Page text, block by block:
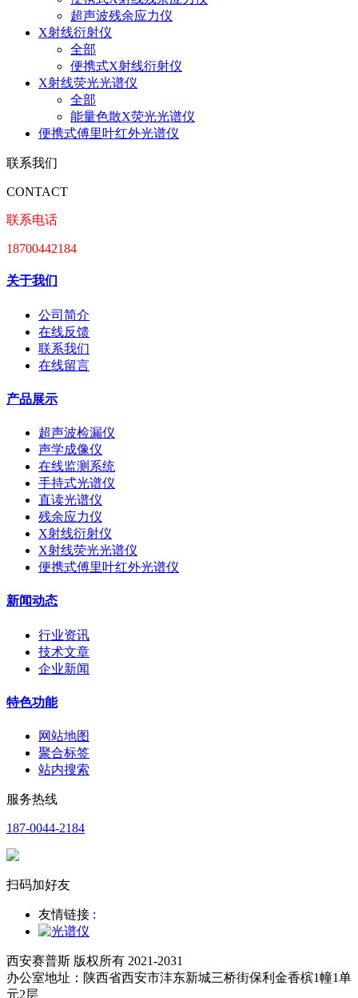
超声波残余应力仪
X射线衍射仪
全部
便携式X射线衍射仪
X射线荧光光谱仪
全部
能量色散X荧光光谱仪
便携式傅里叶红外光谱仪
联系我们
CONTACT
联系电话
18700442184
关于我们
公司简介
在线反馈
联系我们
在线留言
产品展示
超声波检漏仪
声学成像仪
在线监测系统
手持式光谱仪
直读光谱仪
残余应力仪
X射线衍射仪
X射线荧光光谱仪
便携式傅里叶红外光谱仪
新闻动态
行业资讯
技术文章
企业新闻
特色功能
网站地图
聚合标签
站内搜索
服务热线
187-0044-2184
扫码加好友
友情链接 :
西安赛普斯 版权所有 2021-2031
办公室地址：陕西省西安市沣东新城三桥街保利金香槟1幢1单
元2层